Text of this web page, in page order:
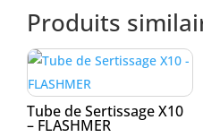
Produits
Tube de Sertissage X10
– FLASHMER